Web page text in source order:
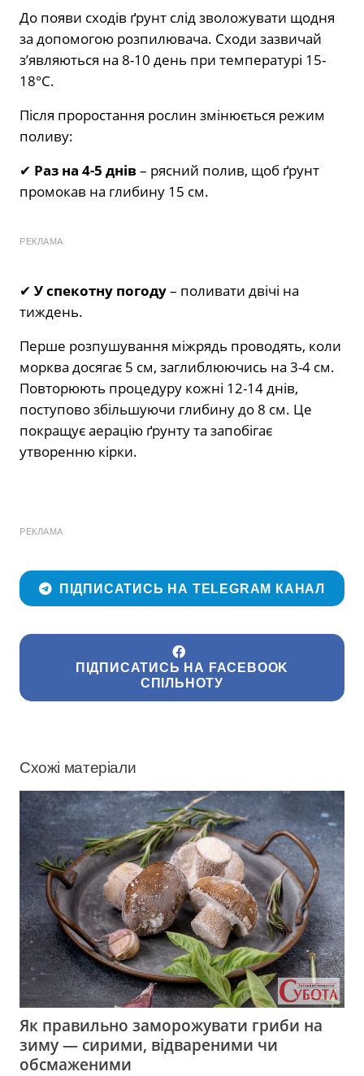
До появи сходів ґрунт слід зволожувати щодня
за допомогою розпилювача. Сходи зазвичай
з’являються на 8-10 день при температурі 15-
18°C.
Після проростання рослин змінюється режим
поливу:
✔ Раз на 4-5 днів– рясний полив, щоб ґрунт
промокав на глибину 15 см.
РЕКЛАМА
✔ У спекотну погоду– поливати двічі на
тиждень.
Перше розпушування міжрядь проводять, коли
морква досягає 5 см, заглиблюючись на 3-4 см.
Повторюють процедуру кожні 12-14 днів,
поступово збільшуючи глибину до 8 см. Це
покращує аерацію ґрунту та запобігає
утворенню кірки.
РЕКЛАМА
ПІДПИСАТИСЬ НА TELEGRAM КАНАЛ
ПІДПИСАТИСЬ НА FACEBOOK
СПІЛЬНОТУ
Схожі матеріали
Як правильно заморожувати гриби на
зиму — сирими, відвареними чи
обсмаженими